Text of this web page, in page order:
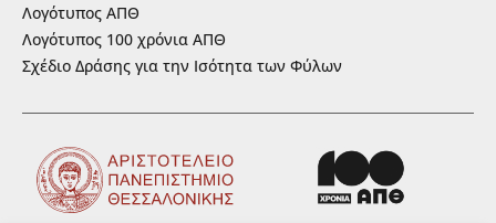
Λογότυπος ΑΠΘ
Λογότυπος 100 χρόνια ΑΠΘ
Σχέδιο Δράσης για την Ισότητα των Φύλων